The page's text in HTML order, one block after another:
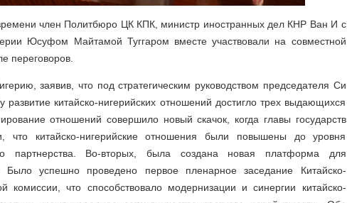
член Политбюро ЦК КПК, министр иностранных дел КНР Ван И с
Юсуфом Майтамой Туггаром вместе участвовали на совместной
переговоров.
заявив, что под стратегическим руководством председателя Си
китайско-нигерийских отношений достигло трех выдающихся
отношений совершило новый скачок, когда главы государств
что китайско-нигерийские отношения были повышены до уровня
партнерства. Во-вторых, была создана новая платформа для
Было успешно проведено первое пленарное заседание Китайско-
комиссии, что способствовало модернизации и синергии китайско-